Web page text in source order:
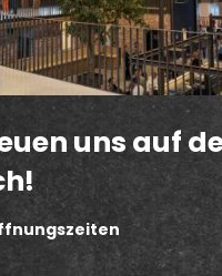
uns auf